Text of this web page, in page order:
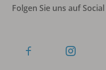
Folgen Sie uns auf